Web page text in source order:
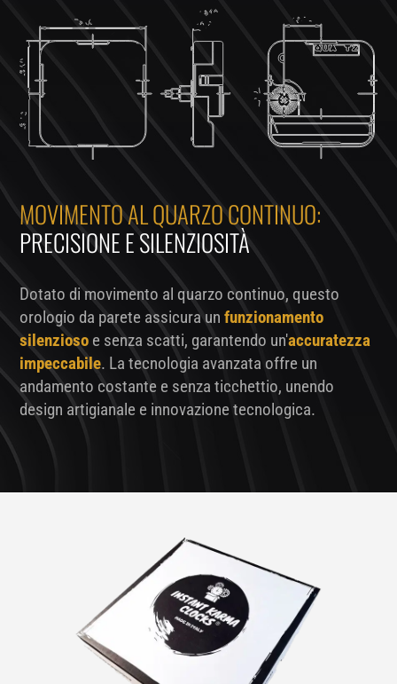
MOVIMENTO AL QUARZO CONTINUO:
PRECISIONE E SILENZIOSITÀ
Dotato di movimento al quarzo continuo, questo
orologio da parete assicura unfunzionamento
silenzioso e senza scatti, garantendo un'accuratezza
impeccabile. La tecnologia avanzata offre un
andamento costante e senza ticchettio, unendo
design artigianale e innovazione tecnologica.